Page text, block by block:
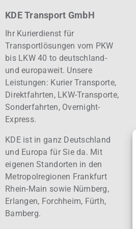
KDE Transport GmbH
Ihr Kurierdienst für
Transportlösungen vom PKW
bis LKW 40 to deutschland-
und europaweit. Unsere
Leistungen: KurierTransporte,
Direktfahrten, LKW-Transporte,
Sonderfahrten, Overnight-
Express.
KDE ist in ganz Deutschland
und Europa für Sie da. Mit
eigenen Standorten in den
Metropolregionen Frankfurt
Rhein-Main sowie Nürnberg,
Erlangen, Forchheim, Fürth,
Bamberg.